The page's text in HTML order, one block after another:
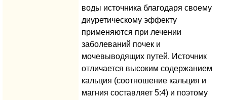
воды источника благодаря своему
диуретическому эффекту
применяются при лечении
заболеваний почек и
мочевыводящих путей. Источник
отличается высоким содержанием
кальция (соотношение кальция и
магния составляет 5:4) и поэтому